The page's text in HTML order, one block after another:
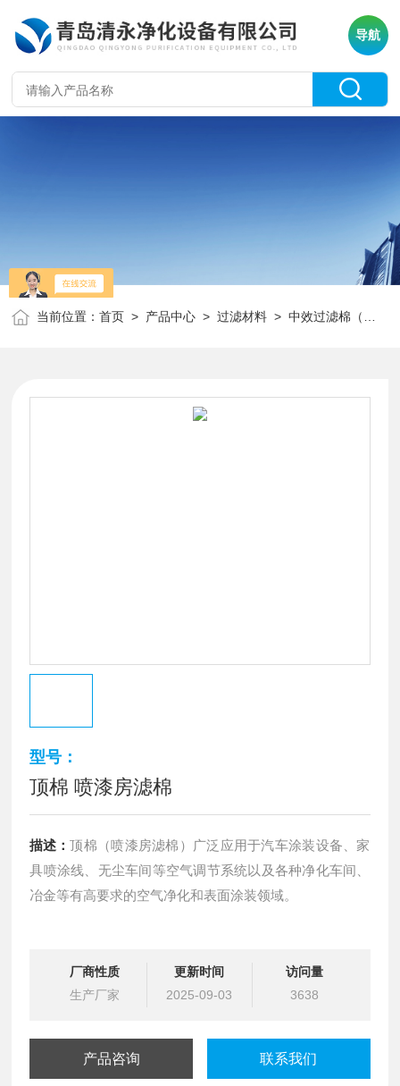
导航
当前位置：首页 > 产品中心 >过滤材料 >中效过滤棉（顶棉）
型号：
顶棉 喷漆房滤棉
描述：顶棉（喷漆房滤棉）广泛应用于汽车涂装设备、家
具喷涂线、无尘车间等空气调节系统以及各种净化车间、
冶金等有高要求的空气净化和表面涂装领域。
厂商性质
生产厂家
更新时间
2025-09-03
访问量
3638
产品咨询 联系我们